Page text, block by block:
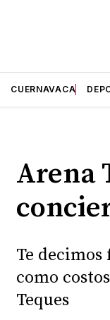
CUERNAVACA
Arena
Te
como
Teques